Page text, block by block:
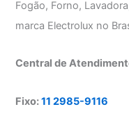
Fogão, Forno,
marca Electrolux no
Central de
Fixo:11 2985-9116